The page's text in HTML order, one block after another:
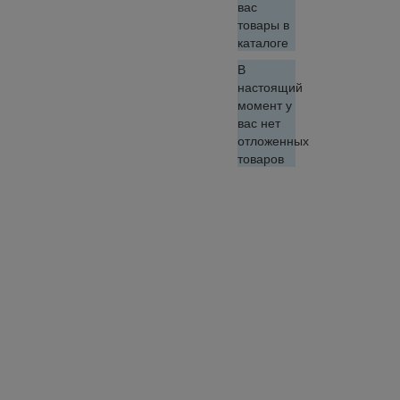
вас
товары в
каталоге
В
настоящий
момент у
вас нет
отложенных
товаров